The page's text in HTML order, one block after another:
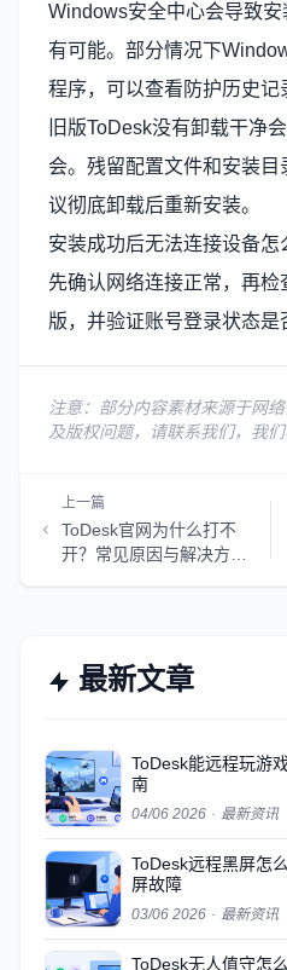
Windows安全中心会导致安
有可能。部分情况下
程序，可以查看防护历史记
旧版ToDesk没有卸载干净
会。残留配置文件和安装
议彻底卸载后重新安装。
安装成功后无法连接设备怎
先确认网络连接正常，再
版，并验证账号登录状态是
注意：部分内容素材来源于网
及版权问题，请联系我们，我
上一篇
ToDesk官网为什么打不
开？常见原因与解决方法
最新文章
ToDesk能远程玩游
南
04/06 2026 · 最新资讯
ToDesk远程黑屏怎
屏故障
03/06 2026 · 最新资讯
ToDesk无人值守怎